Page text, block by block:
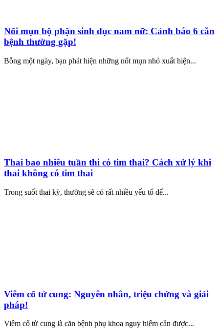
Nổi mụn bộ phận sinh dục nam nữ: Cảnh báo 6 căn
bệnh thường gặp!
Bỗng một ngày, bạn phát hiện những nốt mụn nhỏ xuất hiện...
Thai bao nhiêu tuần thì có tim thai? Cách xử lý khi
thai không có tim thai
Trong suốt thai kỳ, thường sẽ có rất nhiều yếu tố để...
Viêm cổ tử cung: Nguyên nhân, triệu chứng và giải
pháp!
Viêm cổ tử cung là căn bệnh phụ khoa nguy hiểm cần được...